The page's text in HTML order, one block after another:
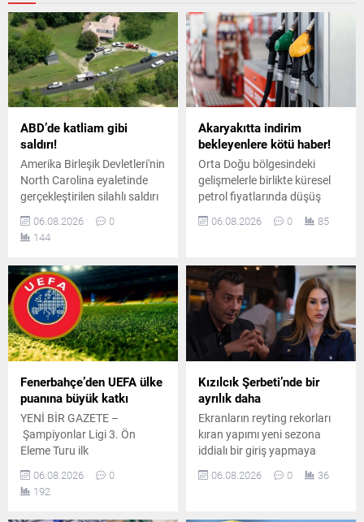
ABD’de katliam gibi
saldırı!
Amerika Birleşik Devletleri'nin
North Carolina eyaletinde
gerçekleştirilen silahlı saldırı
sonucunda çok sayıda kişi
hayatını kaybetti. Bölgeye
çok sayıda ekip sevk edilirken
soruşturma başlatıldı.
06.08.2026
0
144
Akaryakıtta indirim
bekleyenlere kötü haber!
Orta Doğu bölgesindeki
gelişmelerle birlikte küresel
petrol fiyatlarında düşüş
yaşansa da iç piyasadaki
pompa fiyatları aynı kaldı.
vergi artışına aktarıldı.
06.08.2026 0 85
Fenerbahçe’den UEFA ülke
puanına büyük katkı
YENİ BİR GAZETE –
Şampiyonlar Ligi 3. Ön
Eleme Turu ilk
mücadelesinde Fenerbahçe
sahasında Avusturya
temsilcisi Sturm Graz ile
06.08.2026
0
192
Kızılcık Şerbeti’nde bir
ayrılık daha
Ekranların reyting rekorları
kıran yapımı yeni sezona
iddialı bir giriş yapmaya
hazırlanıyor. Kadroda önemli
ayrılıklar yaşanırken diziye
06.08.2026 0 36